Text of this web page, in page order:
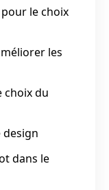
le choix
les
choix du
design
dans le